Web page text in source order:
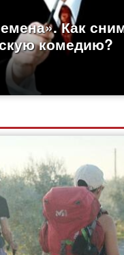
Как
комедию?